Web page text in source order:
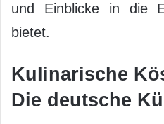
und Einblicke in die
bietet.
Kulinarische
Die deutsche